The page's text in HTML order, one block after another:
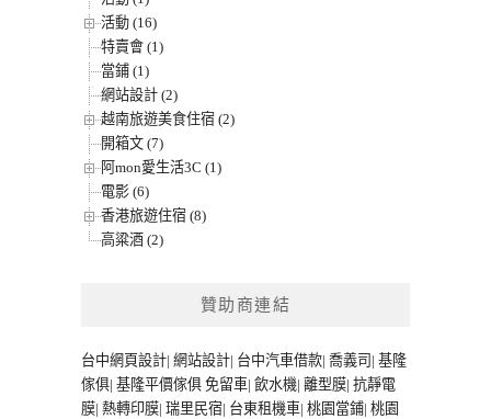
活動 (16)
特賣會 (1)
當鋪 (1)
網站設計 (2)
越南旅遊美食住宿 (2)
開箱文 (7)
阿mon愛生活3C (1)
電影 (6)
香港旅遊住宿 (8)
高粱酒 (2)
贊助商連結
台中網頁設計| 網站設計| 台中汽車借款| 喬義司 | 基隆
傢俱| 基隆平價傢俱 免留車| 飲水機| 離型膜| 抗靜電
膜| 熱轉印膜| 瑞里民宿| 台東租機車| 桃園當鋪| 桃園